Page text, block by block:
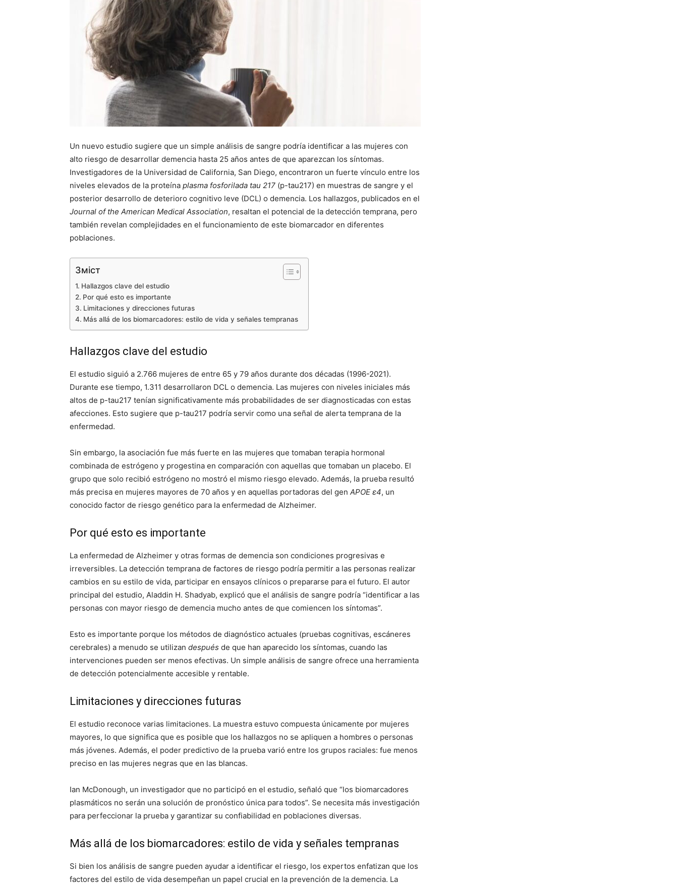
Un nuevo estudio sugiere que un simple análisis de sangre podría identificar a las mujeres con
alto riesgo de desarrollar demencia hasta 25 años antes de que aparezcan los síntomas.
Investigadores de la Universidad de California, San Diego, encontraron un fuerte vínculo entre los
niveles elevados de la proteína plasma fosforilada tau 217 (p-tau217) en muestras de sangre y el
posterior desarrollo de deterioro cognitivo leve (DCL) o demencia. Los hallazgos, publicados en el
Journal of the American Medical Association, resaltan el potencial de la detección temprana, pero
también revelan complejidades en el funcionamiento de este biomarcador en diferentes
poblaciones.
Зміст
Hallazgos clave del estudio
Por qué esto es importante
Limitaciones y direcciones futuras
Más allá de los biomarcadores: estilo de vida y señales tempranas
Hallazgos clave del estudio
El estudio siguió a 2.766 mujeres de entre 65 y 79 años durante dos décadas (1996-2021).
Durante ese tiempo, 1.311 desarrollaron DCL o demencia. Las mujeres con niveles iniciales más
altos de p-tau217 tenían significativamente más probabilidades de ser diagnosticadas con estas
afecciones. Esto sugiere que p-tau217 podría servir como una señal de alerta temprana de la
enfermedad.
Sin embargo, la asociación fue más fuerte en las mujeres que tomaban terapia hormonal
combinada de estrógeno y progestina en comparación con aquellas que tomaban un placebo. El
grupo que solo recibió estrógeno no mostró el mismo riesgo elevado. Además, la prueba resultó
más precisa en mujeres mayores de 70 años y en aquellas portadoras del gen APOE ε4, un
conocido factor de riesgo genético para la enfermedad de Alzheimer.
Por qué esto es importante
La enfermedad de Alzheimer y otras formas de demencia son condiciones progresivas e
irreversibles. La detección temprana de factores de riesgo podría permitir a las personas realizar
cambios en su estilo de vida, participar en ensayos clínicos o prepararse para el futuro. El autor
principal del estudio, Aladdin H. Shadyab, explicó que el análisis de sangre podría “identificar a las
personas con mayor riesgo de demencia mucho antes de que comiencen los síntomas”.
Esto es importante porque los métodos de diagnóstico actuales (pruebas cognitivas, escáneres
cerebrales) a menudo se utilizan después de que han aparecido los síntomas, cuando las
intervenciones pueden ser menos efectivas. Un simple análisis de sangre ofrece una herramienta
de detección potencialmente accesible y rentable.
Limitaciones y direcciones futuras
El estudio reconoce varias limitaciones. La muestra estuvo compuesta únicamente por mujeres
mayores, lo que significa que es posible que los hallazgos no se apliquen a hombres o personas
más jóvenes. Además, el poder predictivo de la prueba varió entre los grupos raciales: fue menos
preciso en las mujeres negras que en las blancas.
Ian McDonough, un investigador que no participó en el estudio, señaló que “los biomarcadores
plasmáticos no serán una solución de pronóstico única para todos”. Se necesita más investigación
para perfeccionar la prueba y garantizar su confiabilidad en poblaciones diversas.
Más allá de los biomarcadores: estilo de vida y señales tempranas
Si bien los análisis de sangre pueden ayudar a identificar el riesgo, los expertos enfatizan que los
factores del estilo de vida desempeñan un papel crucial en la prevención de la demencia. La